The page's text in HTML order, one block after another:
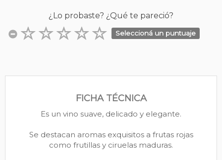
¿Lo probaste? ¿Qué te pareció?
Seleccioná un puntuaje
FICHA TÉCNICA
Es un vino suave, delicado y elegante.
Se destacan aromas exquisitos a frutas rojas
como frutillas y ciruelas maduras.